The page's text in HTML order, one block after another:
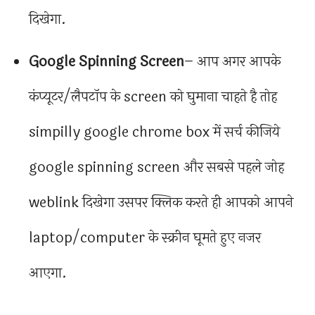
दिखेगा.
Google Spinning Screen– आप अगर आपके
कंप्यूटर/लैपटॉप के screen को घुमाना चाहते है तोह
simpilly google chrome box में सर्च कीजिये
google spinning screen और सबसे पहले जोह
weblink दिखेगा उसपर क्लिक करते ही आपको आपने
laptop/computer के स्क्रीन घूमते हुए नजर
आएगा.